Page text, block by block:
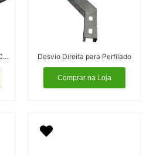
Perfilado Perfurado 38×38 Cor Preta Desvio Direita para Perfilado
Comprar na Loja